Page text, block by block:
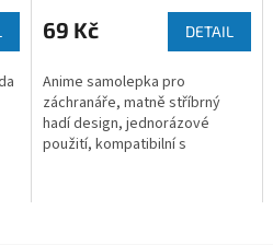
69 Kč DETAIL
Anime samolepka pro
záchranáře, matně stříbrný
hadí design, jednorázové
použití, kompatibilní s